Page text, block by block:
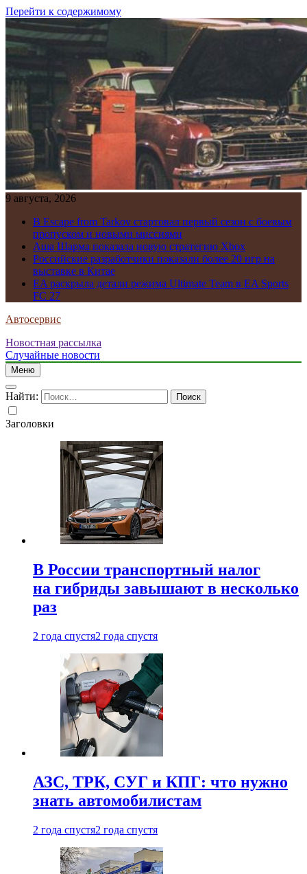
Перейти к содержимому
9 августа, 2026
В Escape from Tarkov стартовал первый сезон с боевым
пропуском и новыми миссиями
Аша Шарма показала новую стратегию Xbox
Российские разработчики показали более 20 игр на
выставке в Китае
EA раскрыла детали режима Ultimate Team в EA Sports
FC 27
Автосервис
Новостная рассылка
Случайные новости
Меню
Найти:
Заголовки
В России транспортный налог
на гибриды завышают в несколько
раз
2 года спустя2 года спустя
АЗС, ТРК, СУГ и КПГ: что нужно
знать автомобилистам
2 года спустя2 года спустя